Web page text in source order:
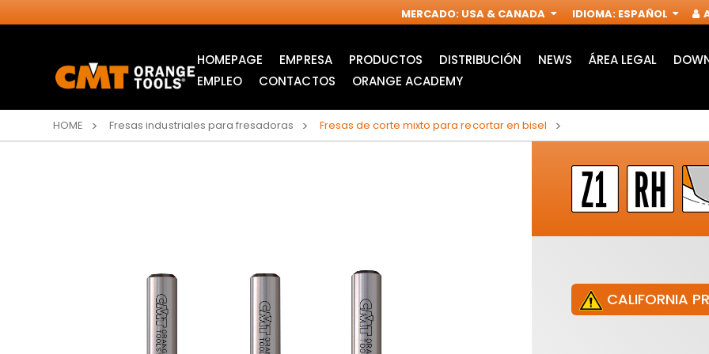
MERCADO: USA & CANADA IDIOMA: ESPAÑOL
HOMEPAGE EMPRESA PRODUCTOS
SIERRAS CIRCULARES
INDUSTRIALES
ITK XPLUS SAW
BLADES
ACCESORIOS PARA
DISTRIBUCIÓN NEWS ÁREA LEGAL
EMPLEO
CONTACTOS ORANGE ACADEMY
HOME Fresas industriales para fresadoras Fresas de corte mixto para recortar en bisel
CALIFORNIA